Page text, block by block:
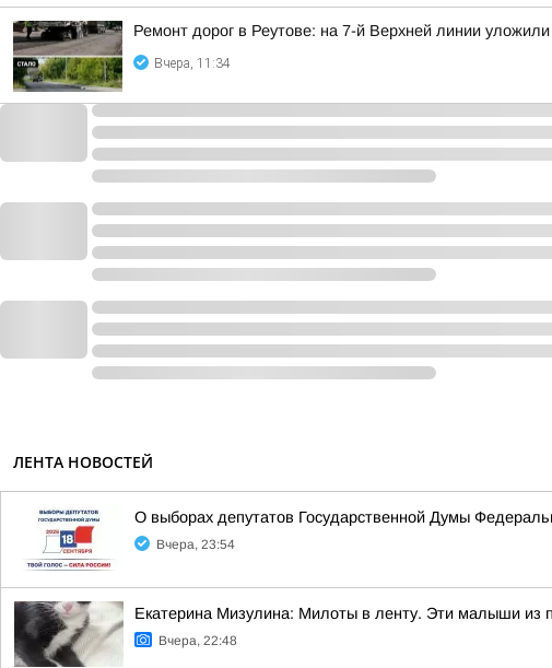
Ремонт дорог в Реутове: на 7-й Верхней линии
Вчера, 11:34
ЛЕНТА НОВОСТЕЙ
О выборах депутатов Государственной Думы
Вчера, 23:54
Екатерина Мизулина: Милоты в ленту. Эти малыши из
Вчера, 22:48